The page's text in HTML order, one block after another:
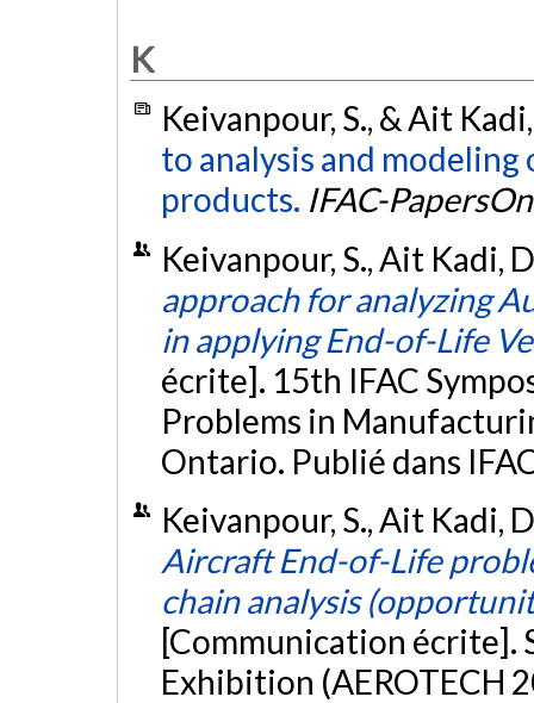
K
Keivanpour, S., & Ait
to analysis and
products. IFAC-
Keivanpour, S., Ait Kadi,
approach for analyzing
in applying End-of-Life
écrite]. 15th IFAC
Problems in
Ontario. Publié dans
Keivanpour, S., Ait Kadi,
Aircraft End-of-Life
chain analysis
[Communication écrite].
Exhibition (AEROTECH